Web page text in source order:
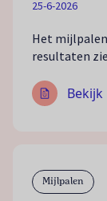
25-6-2026
Het
resultaten
Bekijk
Mijlpalen